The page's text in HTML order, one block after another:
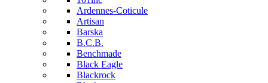
Ardennes-Coticule
Artisan
Barska
B.C.B.
Benchmade
Black Eagle
Blackrock